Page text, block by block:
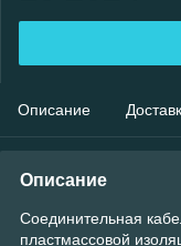
Описание
Описание
Соединительная
пластмассовой